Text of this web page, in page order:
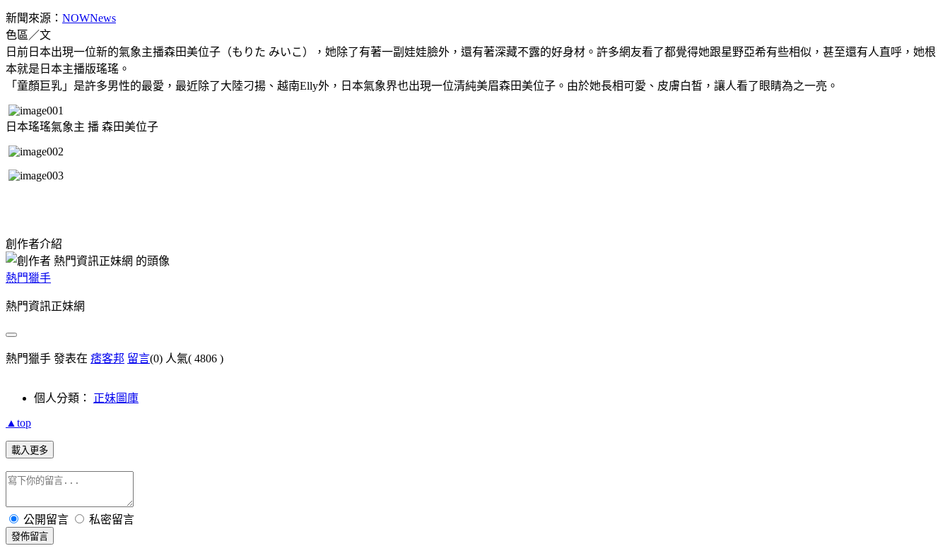
新聞來源： NOWNews
色區／文
日前日本出現一位新的氣象主播森田美位子（もりた みいこ），她除了有著一副娃娃臉外，還有著深藏不露的好身材。許多網友看了都覺得她跟星野亞希有些相似，甚至還有人直呼，她根
本就是日本主播版瑤瑤。
「童顏巨乳」是許多男性的最愛，最近除了大陸刁揚、越南Elly外，日本氣象界也出現一位清純美眉森田美位子。由於她長相可愛、皮膚白皙，讓人看了眼睛為之一亮。
日本瑤瑤氣象主 播 森田美位子
創作者介紹
熱門獵手
熱門資訊正妹網
熱門獵手 發表在 痞客邦 留言(0) 人氣( 4806 )
個人分類： 正妹圖庫
▲top
載入更多
公開留言 私密留言
發佈留言